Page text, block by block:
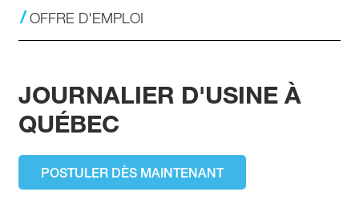
VIDÉOTHÈQUE
Liens utiles
Renseignements Personnels
OFFRE D'EMPLOI
JOURNALIER D'USINE À
QUÉBEC
POSTULER DÈS MAINTENANT